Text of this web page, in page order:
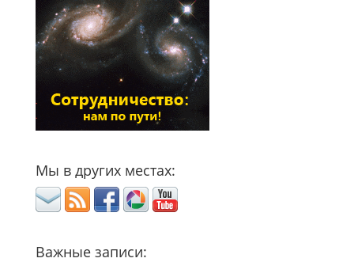
Мы в других местах:
Важные записи: